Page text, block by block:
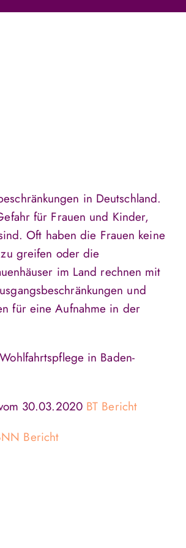
in Deutschland.
für Frauen und Kinder,
Oft haben die Frauen keine
greifen oder die
im Land rechnen mit
und
für eine Aufnahme in der
in Baden-
30.03.2020 BT Bericht
Bericht